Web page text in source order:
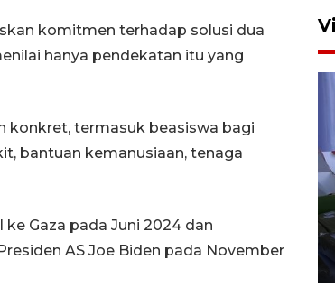
komitmen terhadap solusi dua
hanya pendekatan itu yang
konkret, termasuk beasiswa bagi
bantuan kemanusiaan, tenaga
Gaza pada Juni 2024 dan
AS Joe Biden pada November
pengeroyokan maling ayam di
Tabanan
27 Juli 2026 22:32